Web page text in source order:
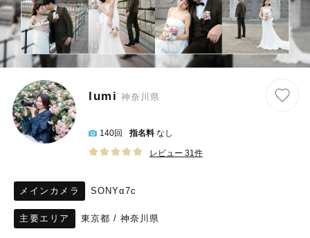
lumi 神奈川県
140回 指名料 なし
レビュー 31件
メインカメラ SONYα7c
主要エリア 東京都 / 神奈川県